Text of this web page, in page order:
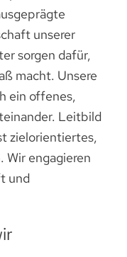
unserer
sorgen dafür,
macht. Unsere
ein offenes,
Leitbild
zielorientiertes,
Wir engagieren
und